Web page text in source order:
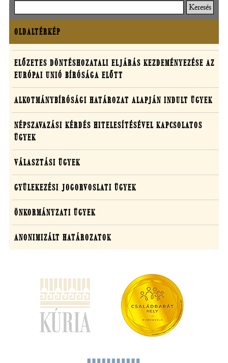
Oldaltérkép
OLDALTÉRKÉP
Határozatok
egyedi
ügyekben
ELŐZETES DÖNTÉSHOZATALI ELJÁRÁS KEZDEMÉNYEZÉSE AZ
EURÓPAI UNIÓ BÍRÓSÁGA ELŐTT
ALKOTMÁNYBÍRÓSÁGI HATÁROZAT ALAPJÁN INDULT ÜGYEK
NÉPSZAVAZÁSI KÉRDÉS HITELESÍTÉSÉVEL KAPCSOLATOS
ÜGYEK
VÁLASZTÁSI ÜGYEK
GYÜLEKEZÉSI JOGORVOSLATI ÜGYEK
ÖNKORMÁNYZATI ÜGYEK
ANONIMIZÁLT HATÁROZATOK